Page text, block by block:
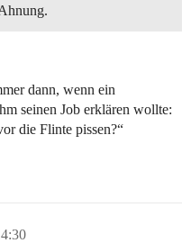
dann, wenn ein
seinen Job erklären wollte:
die Flinte pissen?“